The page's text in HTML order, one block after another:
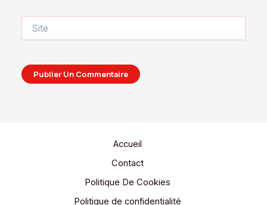
Accueil
Contact
Politique De Cookies
Politique de confidentialité